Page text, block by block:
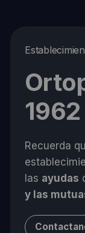
1962
Recuerda
las ayudas
y las